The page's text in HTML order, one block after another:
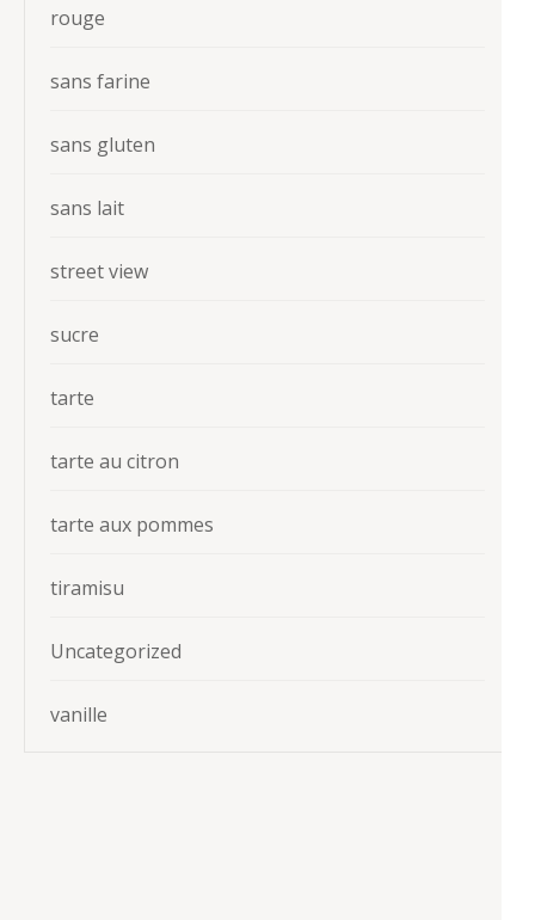
rouge
sans farine
sans gluten
sans lait
street view
sucre
tarte
tarte au citron
tarte aux pommes
tiramisu
Uncategorized
vanille